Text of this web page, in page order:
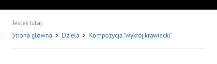
Jesteś tutaj:
Strona główna > Dzieła > Kompozycja "wykrój krawiecki"